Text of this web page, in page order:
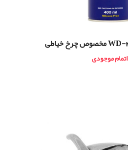
اتمام موجودی